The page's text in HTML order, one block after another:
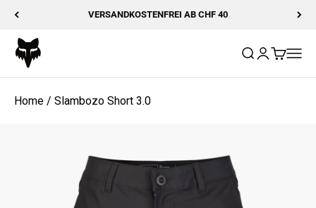
Zum Inhalt springenVERSANDKOSTENFREI AB CHF 40
Fox Racing
Suche öffnen
Home / Slambozo Short 3.0